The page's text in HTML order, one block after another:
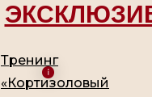
Тренинг
«Кортизоловый